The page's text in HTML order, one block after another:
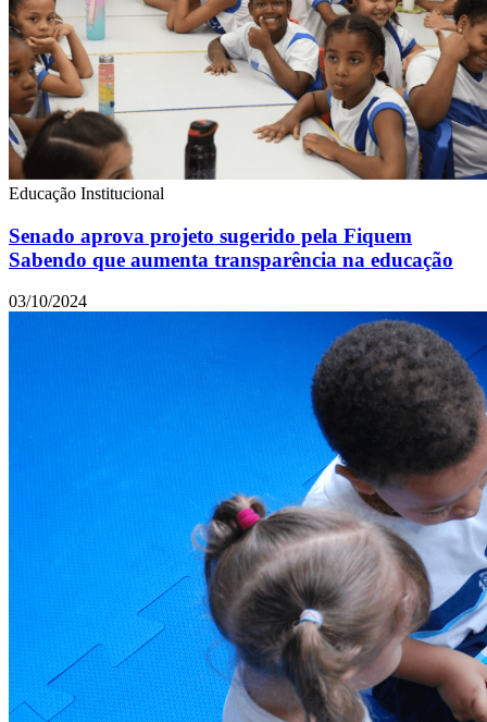
Educação Institucional
Senado aprova projeto sugerido pela Fiquem
Sabendo que aumenta transparência na educação
03/10/2024